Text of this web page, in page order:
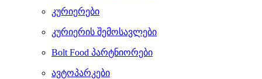
კურიერები
კურიერის შემოსავლები
Bolt Food პარტნიორები
ავტოპარკები